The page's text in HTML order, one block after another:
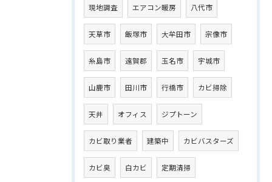
現地調査 エアコン暖房 八代市
天草市 飯塚市 大牟田市 宗像市
糸島市 遠賀郡 玉名市 宇城市
山鹿市 田川市 行橋市 カビ掃除
天井 オフィス ジプトーン
カビ取り業者 建築中 カビバスターズ
カビ臭 白カビ 定期清掃